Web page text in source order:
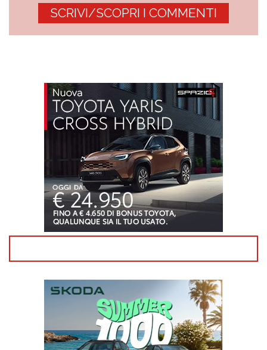
SCRIVI/SCOPRI I COMMENTI